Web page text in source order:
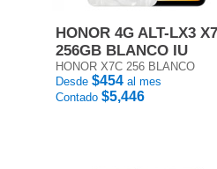
HONOR 4G ALT-LX3
256GB BLANCO IU
HONOR X7C 256 BLANCO
Desde $454 al mes
Contado $5,446